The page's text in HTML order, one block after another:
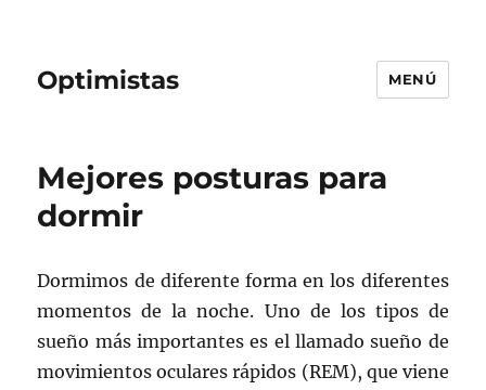
Optimistas MENÚ
Mejores posturas para
dormir
Dormimos de diferente forma en los diferentes
momentos de la noche. Uno de los tipos de
sueño más importantes es el llamado sueño de
movimientos oculares rápidos (REM), que viene